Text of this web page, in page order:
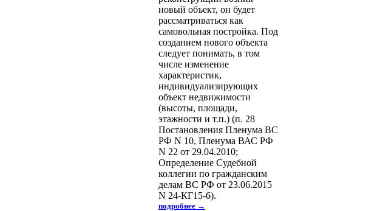
новый объект, он будет
рассматриваться как
самовольная постройка. Под
созданием нового объекта
следует понимать, в том
числе изменение
характеристик,
индивидуализирующих
объект недвижимости
(высоты, площади,
этажности и т.п.) (п. 28
Постановления Пленума ВС
РФ N 10, Пленума ВАС РФ
N 22 от 29.04.2010;
Определение Судебной
коллегии по гражданским
делам ВС РФ от 23.06.2015
N 24-КГ15-6).
подробнее →